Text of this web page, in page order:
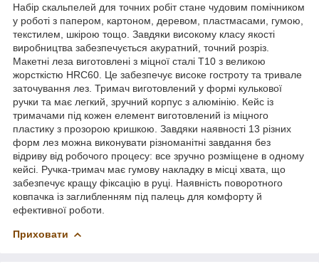
Набір скальпелей для точних робіт стане чудовим помічником
у роботі з папером, картоном, деревом, пластмасами, гумою,
текстилем, шкірою тощо. Завдяки високому класу якості
виробництва забезпечується акуратний, точний розріз.
Макетні леза виготовлені з міцної сталі T10 з великою
жорсткістю HRC60. Це забезпечує високе гостроту та тривале
заточування лез. Тримач виготовлений у формі кулькової
ручки та має легкий, зручний корпус з алюмінію. Кейс із
тримачами під кожен елемент виготовлений із міцного
пластику з прозорою кришкою. Завдяки наявності 13 різних
форм лез можна виконувати різноманітні завдання без
відриву від робочого процесу: все зручно розміщене в одному
кейсі. Ручка-тримач має гумову накладку в місці хвата, що
забезпечує кращу фіксацію в руці. Наявність поворотного
ковпачка із заглибленням під палець для комфорту й
ефективної роботи.
Приховати